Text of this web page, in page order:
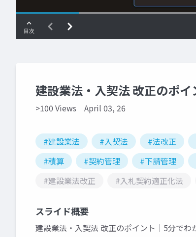
建設業法・入契法 改正のポ
>100 Views April 03, 26
#建設業法 #入契法 #法改正
#積算
#契約管理 #下請管理
#建設業法改正
#入札契約適正化法
スライド概要
建設業法・入契法 改正のポイント｜5分でわ